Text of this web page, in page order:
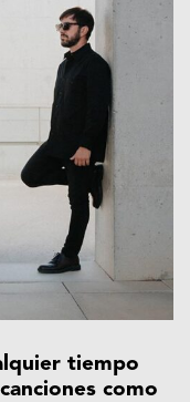
tiempo
como